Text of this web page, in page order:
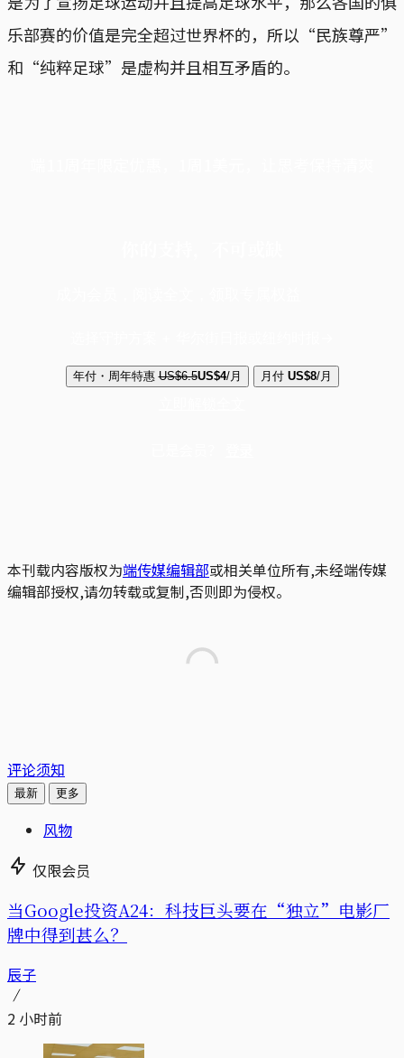
乐部赛的价值是完全超过世界杯的，所以“民族尊严”
和“纯粹足球”是虚构并且相互矛盾的。
年付・周年特惠 US$6.5US$4/月 月付 US$8/月
本刊载内容版权为端传媒编辑部或相关单位所有,未经端传媒
编辑部授权,请勿转载或复制,否则即为侵权。
评论须知
最新 更多
风物
仅限会员
当Google投资A24：科技巨头要在“独立”电影厂
牌中得到甚么？
辰子
2 小时前